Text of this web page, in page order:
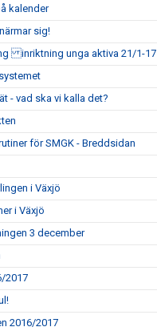
kalender
sig!
inriktning unga aktiva 21/1-17
- vad ska vi kalla det?
för SMGK - Breddsidan
i Växjö
i Växjö
3 december
2017
2016/2017